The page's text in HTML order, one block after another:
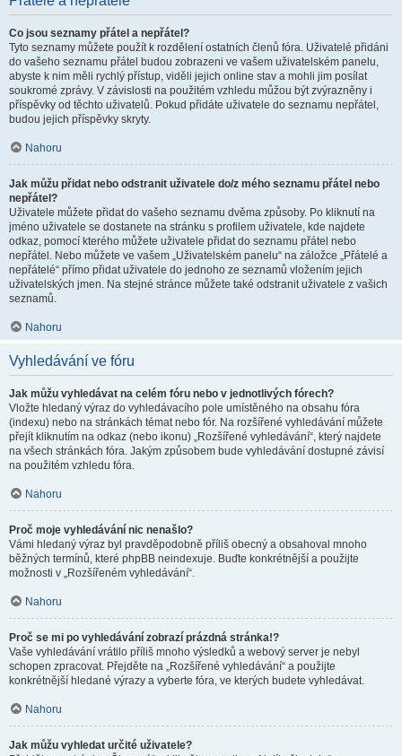
Co jsou seznamy přátel a nepřátel?
Tyto seznamy můžete použít k rozdělení ostatních členů fóra. Uživatelé přidáni
do vašeho seznamu přátel budou zobrazeni ve vašem uživatelském panelu,
abyste k nim měli rychlý přístup, viděli jejich online stav a mohli jim posílat
soukromé zprávy. V závislosti na použitém vzhledu můžou být zvýrazněny i
příspěvky od těchto uživatelů. Pokud přidáte uživatele do seznamu nepřátel,
budou jejich příspěvky skryty.
Nahoru
Jak můžu přidat nebo odstranit uživatele do/z mého seznamu přátel nebo
nepřátel?
Uživatele můžete přidat do vašeho seznamu dvěma způsoby. Po kliknutí na
jméno uživatele se dostanete na stránku s profilem uživatele, kde najdete
odkaz, pomocí kterého můžete uživatele přidat do seznamu přátel nebo
nepřátel. Nebo můžete ve vašem „Uživatelském panelu“ na záložce „Přátelé a
nepřátelé“ přímo přidat uživatele do jednoho ze seznamů vložením jejich
uživatelských jmen. Na stejné stránce můžete také odstranit uživatele z vašich
seznamů.
Nahoru
Vyhledávání ve fóru
Jak můžu vyhledávat na celém fóru nebo v jednotlivých fórech?
Vložte hledaný výraz do vyhledávacího pole umístěného na obsahu fóra
(indexu) nebo na stránkách témat nebo fór. Na rozšířené vyhledávání můžete
přejít kliknutím na odkaz (nebo ikonu) „Rozšířené vyhledávání“, který najdete
na všech stránkách fóra. Jakým způsobem bude vyhledávání dostupné závisí
na použitém vzhledu fóra.
Nahoru
Proč moje vyhledávání nic nenašlo?
Vámi hledaný výraz byl pravděpodobně příliš obecný a obsahoval mnoho
běžných termínů, které phpBB neindexuje. Buďte konkrétnější a použijte
možnosti v „Rozšířeném vyhledávání“.
Nahoru
Proč se mi po vyhledávání zobrazí prázdná stránka!?
Vaše vyhledávání vrátilo příliš mnoho výsledků a webový server je nebyl
schopen zpracovat. Přejděte na „Rozšířené vyhledávání“ a použijte
konkrétnější hledané výrazy a vyberte fóra, ve kterých budete vyhledávat.
Nahoru
Jak můžu vyhledat určité uživatele?